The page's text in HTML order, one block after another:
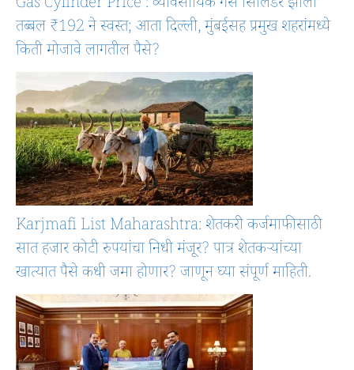
तब्बल ₹192 ने स्वस्त; आता दिल्ली, मुंबईसह प्रमुख शहरांमध्ये
किती मोजावे लागतील पैसे?
Karjmafi List Maharashtra: शेतकरी कर्जमाफीसाठी
सात हजार कोटी रुपयांचा निधी मंजूर? पात्र शेतकऱ्यांच्या
खात्यात पैसे कधी जमा होणार? जाणून घ्या संपूर्ण माहिती.